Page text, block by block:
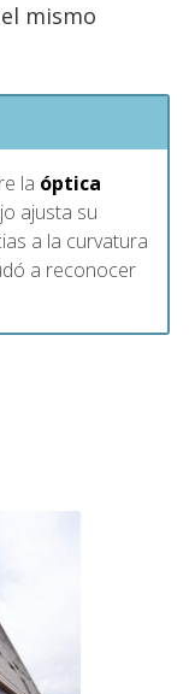
mismo
la óptica
ajusta su
a la curvatura
a reconocer